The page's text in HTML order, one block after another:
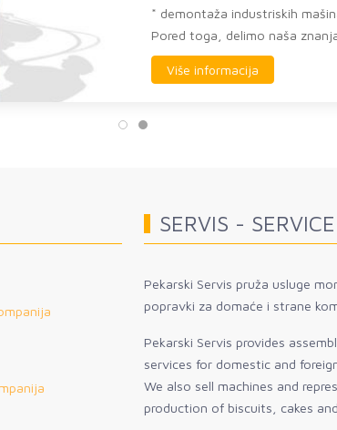
* demontaža industriskih mašina
Pored toga, delimo naša znanja sa klijentima u
Više informacija
SERVIS - SERVICE
Pekarski Servis pruža usluge
popravki za domaće i strane
Pekarski Servis provides
services for domestic and
We also sell machines and
production of biscuits, cakes